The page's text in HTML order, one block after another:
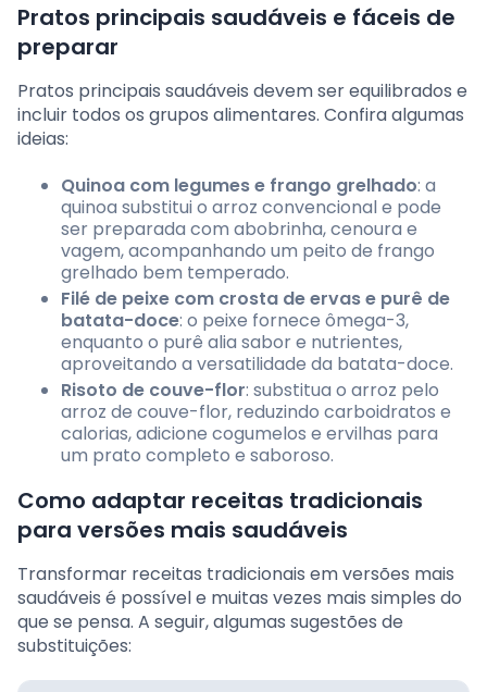
Pratos principais saudáveis e fáceis de
preparar
Pratos principais saudáveis devem ser equilibrados e
incluir todos os grupos alimentares. Confira algumas
ideias:
Quinoa com legumes e frango grelhado: a
quinoa substitui o arroz convencional e pode
ser preparada com abobrinha, cenoura e
vagem, acompanhando um peito de frango
grelhado bem temperado.
Filé de peixe com crosta de ervas e purê de
batata-doce: o peixe fornece ômega-3,
enquanto o purê alia sabor e nutrientes,
aproveitando a versatilidade da batata-doce.
Risoto de couve-flor: substitua o arroz pelo
arroz de couve-flor, reduzindo carboidratos e
calorias, adicione cogumelos e ervilhas para
um prato completo e saboroso.
Como adaptar receitas tradicionais
para versões mais saudáveis
Transformar receitas tradicionais em versões mais
saudáveis é possível e muitas vezes mais simples do
que se pensa. A seguir, algumas sugestões de
substituições: